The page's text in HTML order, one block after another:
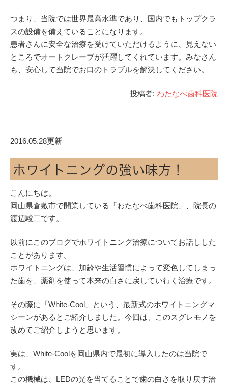
つまり、当院では世界最高水準であり、国内でもトップクラ
スの設備を備えていることになります。
患者さんに安全な治療を受けていただけるように、見えない
ところでオートクレーブが活躍してくれています。みなさん
も、安心して当院でお口のトラブルを解決してください。
投稿者: わたなべ歯科医院
2016.05.28更新
ホワイトニングの強い味方！
こんにちは。
岡山県倉敷市で開業している「わたなべ歯科医院」、院長の
渡辺駿二です。
以前にこのブログでホワイトニング治療についてお話しした
ことがあります。
ホワイトニングは、加齢や生活習慣によって変色してしまっ
た歯を、薬剤を使って本来の白さに戻してい行く治療です。
その際に「White-Cool」という、最新式のホワイトニングマ
シーンがあるとご紹介しました。今回は、このスグレモノを
改めてご紹介しようと思います。
実は、White-Coolを岡山県内で最初に導入したのは当院で
す。
この機械は、LEDの光を当てることで歯の白さを取り戻す治